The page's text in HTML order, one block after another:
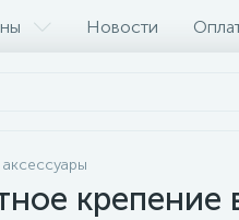
Новости